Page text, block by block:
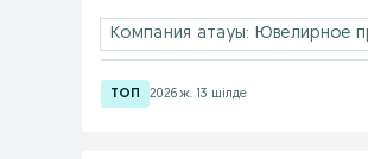
Компания атауы: Ювелирное
2026 ж. 13 шілде